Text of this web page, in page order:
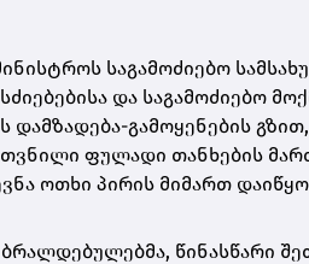
საგამოძიებო
და საგამოძიებო
დამზადება-გამოყენების
ფულადი თანხების
ოთხი პირის მიმართ
წინასწარი